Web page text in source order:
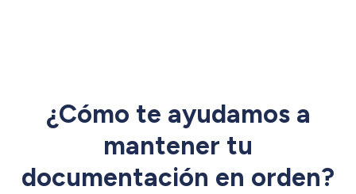
¿Cómo te ayudamos a
mantener tu
documentación en orden?